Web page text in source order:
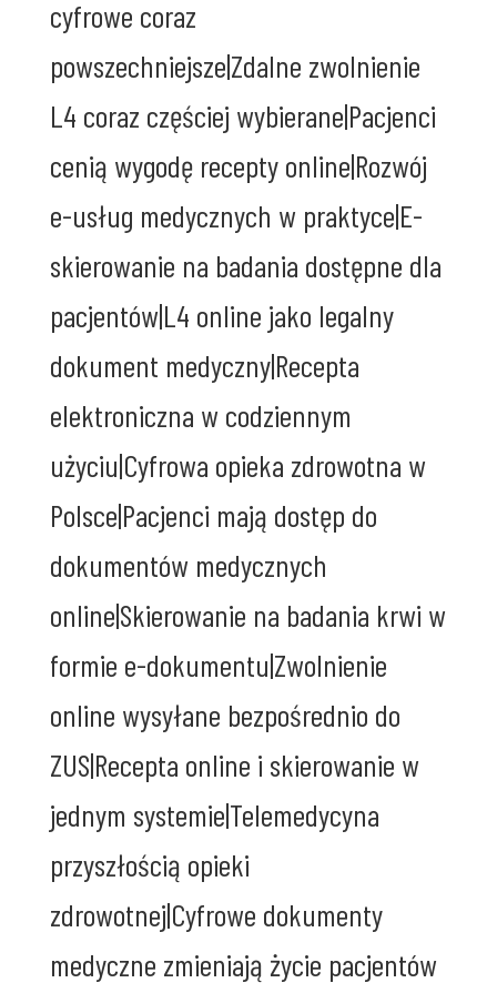
cyfrowe coraz
powszechniejsze|Zdalne zwolnienie
L4 coraz częściej wybierane|Pacjenci
cenią wygodę recepty online|Rozwój
e-usług medycznych w praktyce|E-
skierowanie na badania dostępne dla
pacjentów|L4 online jako legalny
dokument medyczny|Recepta
elektroniczna w codziennym
użyciu|Cyfrowa opieka zdrowotna w
Polsce|Pacjenci mają dostęp do
dokumentów medycznych
online|Skierowanie na badania krwi w
formie e-dokumentu|Zwolnienie
online wysyłane bezpośrednio do
ZUS|Recepta online i skierowanie w
jednym systemie|Telemedycyna
przyszłością opieki
zdrowotnej|Cyfrowe dokumenty
medyczne zmieniają życie pacjentów